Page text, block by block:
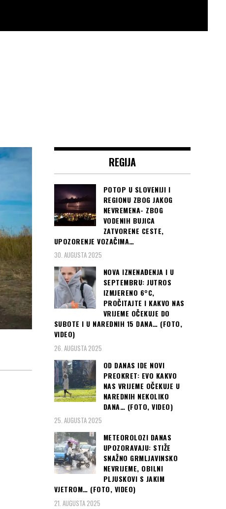
REGIJA
POTOP U SLOVENIJI I
REGIONU ZBOG JAKOG
NEVREMENA- ZBOG
VODENIH BUJICA
ZATVORENE CESTE,
UPOZORENJE VOZAČIMA…
30. AUGUSTA 2025
NOVA IZNENAĐENJA I U
SEPTEMBRU: JUTROS
IZMJERENO 6°C,
PROČITAJTE I KAKVO NAS
VRIJEME OČEKUJE DO
SUBOTE I U NAREDNIH 15 DANA… (FOTO,
VIDEO)
26. AUGUSTA 2025
OD DANAS IDE NOVI
PREOKRET: EVO KAKVO
NAS VRIJEME OČEKUJE U
NAREDNIH NEKOLIKO
DANA… (FOTO, VIDEO)
25. AUGUSTA 2025
METEOROLOZI DANAS
UPOZORAVAJU: STIŽE
SNAŽNO GRMLJAVINSKO
NEVRIJEME, OBILNI
PLJUSKOVI S JAKIM
VJETROM… (FOTO, VIDEO)
21. AUGUSTA 2025